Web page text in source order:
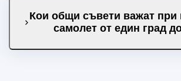
Кои общи съвети важат при
самолет от един град